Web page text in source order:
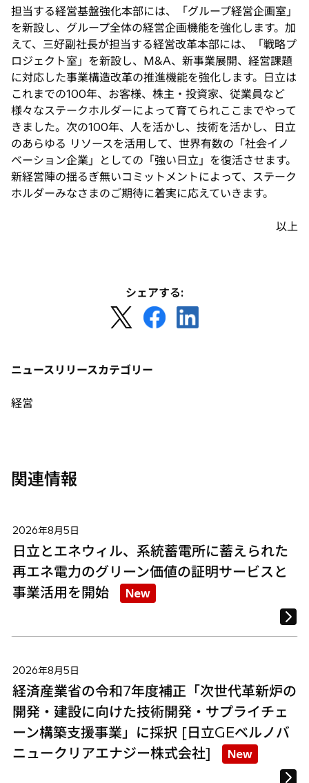
担当する経営基盤強化本部には、「グループ経営企画室」
を新設し、グループ全体の経営企画機能を強化します。加
えて、三好副社長が担当する経営改革本部には、「戦略プ
ロジェクト室」を新設し、M&A、新事業展開、経営課題
に対応した事業構造改革の推進機能を強化します。日立は
これまでの100年、お客様、株主・投資家、従業員など
様々なステークホルダーによって育てられここまでやって
きました。次の100年、人を活かし、技術を活かし、日立
のあらゆる リソースを活用して、世界有数の「社会イノ
ベーション企業」としての「強い日立」を復活させます。
新経営陣の揺るぎ無いコミットメントによって、ステーク
ホルダーみなさまのご期待に着実に応えていきます。
以上
シェアする:
し
タ
新
し
ニュースリリースカテゴリー
経営
関連情報
2026年8月5日
日立とエネウィル、系統蓄電所に蓄えられた
再エネ電力のグリーン価値の証明サービスと
事業活用を開始
New
2026年8月5日
経済産業省の令和7年度補正「次世代革新炉の
開発・建設に向けた技術開発・サプライチェ
ーン構築支援事業」に採択 [日立GEベルノバ
ニュークリアエナジー株式会社]
New